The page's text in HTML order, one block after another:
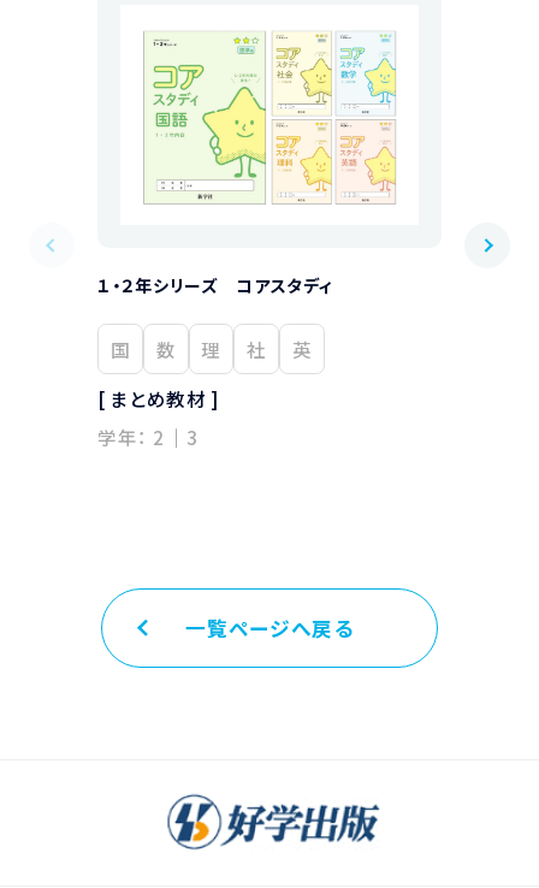
１・２年シリーズ コアスタディ
国 数 理 社
英
[ まとめ教材 ]
学年： 2 3
一覧ページへ戻る